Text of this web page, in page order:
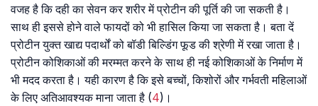
वजह है कि दही का सेवन कर शरीर में प्रोटीन की पूर्ति की जा सकती है।
साथ ही इससे होने वाले फायदों को भी हासिल किया जा सकता है। बता दें
प्रोटीन युक्त खाद्य पदार्थों को बॉडी बिल्डिंग फूड की श्रेणी में रखा जाता है।
प्रोटीन कोशिकाओं की मरम्मत करने के साथ ही नई कोशिकाओं के निर्माण में
भी मदद करता है। यही कारण है कि इसे बच्चों, किशोरों और गर्भवती महिलाओं
के लिए अतिआवश्यक माना जाता है (4)।